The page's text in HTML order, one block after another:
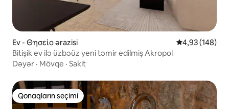
Ev - Θησείο ərazisi Ortalama
4,93 (148)
Bitişik ev ilə üzbəüz yeni təmir edilmiş Akropol
Dəyər · Mövqe · Sakit
Qonaqların seçimi
Qonaqların seçimi